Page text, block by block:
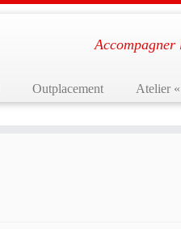
Outplacement Atelier